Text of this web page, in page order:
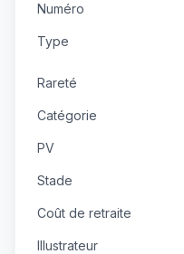
Numéro
Type
Rareté
Catégorie
PV
Stade
Coût de retraite
Illustrateur